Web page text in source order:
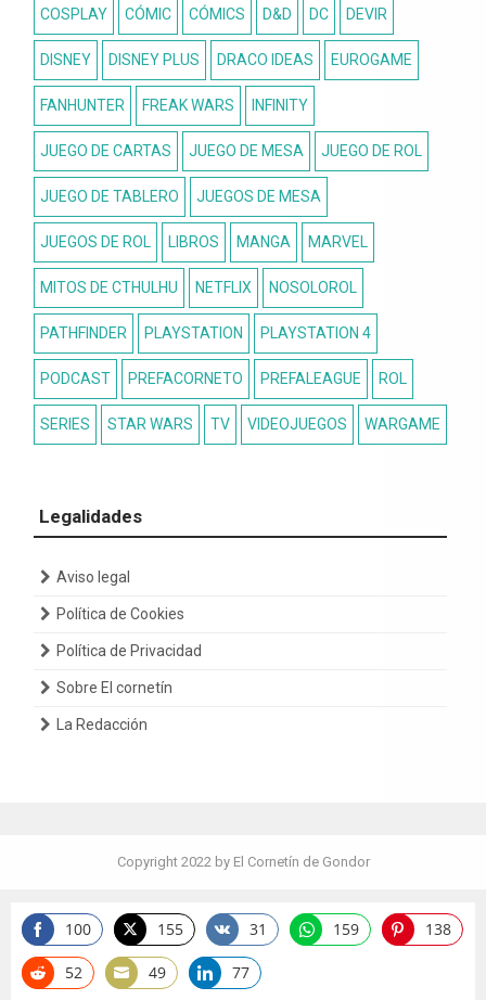
COSPLAY CÓMIC CÓMICS D&D DC DEVIR
DISNEY DISNEY PLUS DRACO IDEAS EUROGAME
FANHUNTER FREAK WARS INFINITY
JUEGO DE CARTAS JUEGO DE MESA JUEGO DE ROL
JUEGO DE TABLERO JUEGOS DE MESA
JUEGOS DE ROL LIBROS MANGA MARVEL
MITOS DE CTHULHU NETFLIX NOSOLOROL
PATHFINDER PLAYSTATION PLAYSTATION 4
PODCAST PREFACORNETO PREFALEAGUE ROL
SERIES STAR WARS TV VIDEOJUEGOS WARGAME
Legalidades
Aviso legal
Política de Cookies
Política de Privacidad
Sobre El cornetín
La Redacción
Copyright 2022 by El Cornetín de Gondor
100
Share
on
Facebook
155
Share
on
Twitter
31
Share
on
Vkontakte
159
Share
138
Share
52
Share
49
Share
77
Share